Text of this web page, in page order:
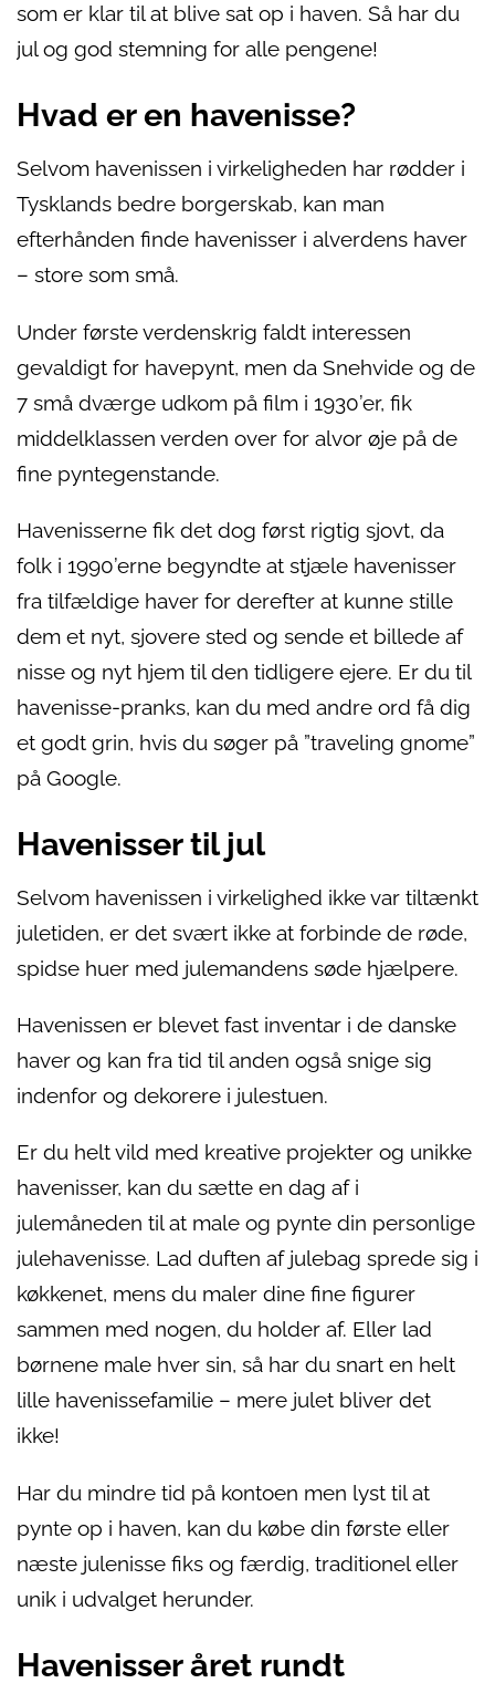
som er klar til at blive sat op i haven. Så har du
jul og god stemning for alle pengene!
Hvad er en havenisse?
Selvom havenissen i virkeligheden har rødder i
Tysklands bedre borgerskab, kan man
efterhånden finde havenisser i alverdens haver
– store som små.
Under første verdenskrig faldt interessen
gevaldigt for havepynt, men da Snehvide og de
7 små dværge udkom på film i 1930’er, fik
middelklassen verden over for alvor øje på de
fine pyntegenstande.
Havenisserne fik det dog først rigtig sjovt, da
folk i 1990’erne begyndte at stjæle havenisser
fra tilfældige haver for derefter at kunne stille
dem et nyt, sjovere sted og sende et billede af
nisse og nyt hjem til den tidligere ejere. Er du til
havenisse-pranks, kan du med andre ord få dig
et godt grin, hvis du søger på ”traveling gnome”
på Google.
Havenisser til jul
Selvom havenissen i virkelighed ikke var tiltænkt
juletiden, er det svært ikke at forbinde de røde,
spidse huer med julemandens søde hjælpere.
Havenissen er blevet fast inventar i de danske
haver og kan fra tid til anden også snige sig
indenfor og dekorere i julestuen.
Er du helt vild med kreative projekter og unikke
havenisser, kan du sætte en dag af i
julemåneden til at male og pynte din personlige
julehavenisse. Lad duften af julebag sprede sig i
køkkenet, mens du maler dine fine figurer
sammen med nogen, du holder af. Eller lad
børnene male hver sin, så har du snart en helt
lille havenissefamilie – mere julet bliver det
ikke!
Har du mindre tid på kontoen men lyst til at
pynte op i haven, kan du købe din første eller
næste julenisse fiks og færdig, traditionel eller
unik i udvalget herunder.
Havenisser året rundt